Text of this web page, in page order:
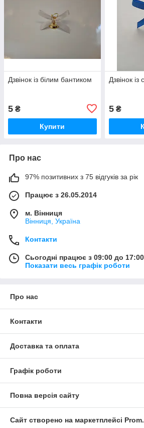
Дзвінок із білим бантиком
5 ₴
Купити
Дзвінок
5₴
Про нас
97% позитивних з 75 відгуків за рік
Працює з 26.05.2014
м. Вінниця
Вінниця, Україна
Контакти
Сьогодні працює з 09:00 до 17:00
Показати весь графік роботи
Про нас
Контакти
Доставка та оплата
Графік роботи
Повна версія сайту
Сайт створено на маркетплейсі